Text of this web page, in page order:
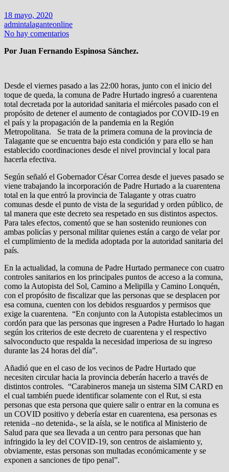
18 mayo, 2020
admintalaganteonline
No hay comentarios
Por Juan Fernando Espinosa Sánchez.
Desde el viernes pasado a las 22:00 horas, junto con el inicio del
toque de queda, la comuna de Padre Hurtado ingresó a cuarentena
total decretada por la autoridad sanitaria el miércoles pasado con el
propósito de detener el aumento de contagiados por COVID-19 en
el país y la propagación de la pandemia en la Región
Metropolitana. Se trata de la primera comuna de la provincia de
Talagante que se encuentra bajo esta condición y para ello se han
establecido coordinaciones desde el nivel provincial y local para
hacerla efectiva.
Según señaló el Gobernador César Correa desde el jueves pasado se
viene trabajando la incorporación de Padre Hurtado a la cuarentena
total en la que entró la provincia de Talagante y otras cuatro
comunas desde el punto de vista de la seguridad y orden público, de
tal manera que este decreto sea respetado en sus distintos aspectos.
Para tales efectos, comentó que se han sostenido reuniones con
ambas policías y personal militar quienes están a cargo de velar por
el cumplimiento de la medida adoptada por la autoridad sanitaria del
país.
En la actualidad, la comuna de Padre Hurtado permanece con cuatro
controles sanitarios en los principales puntos de acceso a la comuna,
como la Autopista del Sol, Camino a Melipilla y Camino Lonquén,
con el propósito de fiscalizar que las personas que se desplacen por
esa comuna, cuenten con los debidos resguardos y permisos que
exige la cuarentena. “En conjunto con la Autopista establecimos un
cordón para que las personas que ingresen a Padre Hurtado lo hagan
según los criterios de este decreto de cuarentena y el respectivo
salvoconducto que respalda la necesidad imperiosa de su ingreso
durante las 24 horas del día”.
Añadió que en el caso de los vecinos de Padre Hurtado que
necesiten circular hacia la provincia deberán hacerlo a través de
distintos controles. “Carabineros maneja un sistema SIM CARD en
el cual también puede identificar solamente con el Rut, si esta
personas que esta persona que quiere salir o entrar en la comuna es
un COVID positivo y debería estar en cuarentena, esa personas es
retenida –no detenida-, se la aísla, se le notifica al Ministerio de
Salud para que sea llevada a un centro para personas que han
infringido la ley del COVID-19, son centros de aislamiento y,
obviamente, estas personas son multadas económicamente y se
exponen a sanciones de tipo penal”.